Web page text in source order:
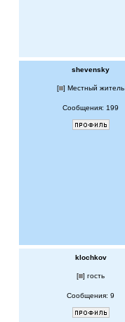
shevensky
[ ] Местный житель
Сообщения: 199
klochkov
[ ] гость
Сообщения: 9